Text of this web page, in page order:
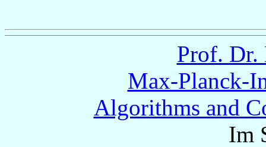
Prof.
Max-Planck-
Algorithms and
Im